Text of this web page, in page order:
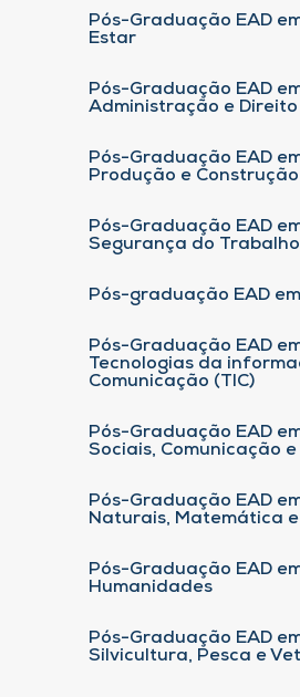
Pós-Graduação EAD
Estar
Pós-Graduação EAD
Administração e Direito
Pós-Graduação EAD
Produção e Construção
Pós-Graduação EAD
Segurança do Trabalho
Pós-graduação EAD
Pós-Graduação EAD
Tecnologias da
Comunicação (TIC)
Pós-Graduação EAD
Sociais, Comunicação
Pós-Graduação EAD
Naturais, Matemática
Pós-Graduação EAD
Humanidades
Pós-Graduação EAD
Silvicultura, Pesca e